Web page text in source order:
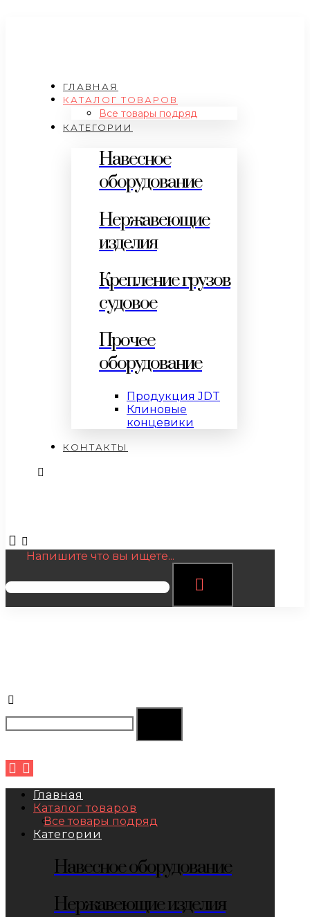
ГЛАВНАЯ
КАТАЛОГ ТОВАРОВ
Все товары подряд
КАТЕГОРИИ
Навесное
оборудование
Нержавеющие
изделия
Крепление грузов
судовое
Прочее
оборудование
Продукция JDT
Клиновые
концевики
КОНТАКТЫ
Напишите что вы ищете...
Главная
Каталог товаров
Все товары подряд
Категории
Навесное оборудование
Нержавеющие изделия